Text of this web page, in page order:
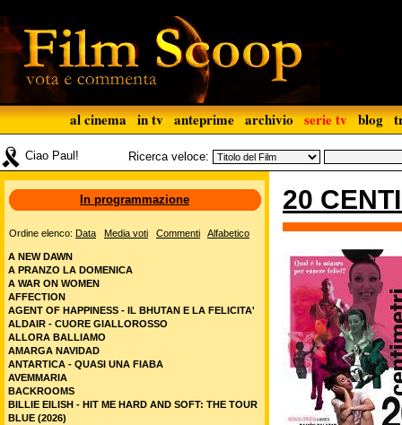
al cinema in tv anteprime archivio serie tv blog
Ciao Paul! Ricerca veloce:
20
In programmazione
Ordine elenco: Data Media voti Commenti Alfabetico
A NEW DAWN
A PRANZO LA DOMENICA
A WAR ON WOMEN
AFFECTION
AGENT OF HAPPINESS - IL BHUTAN E LA FELICITA'
ALDAIR - CUORE GIALLOROSSO
ALLORA BALLIAMO
AMARGA NAVIDAD
ANTARTICA - QUASI UNA FIABA
AVEMMARIA
BACKROOMS
BILLIE EILISH - HIT ME HARD AND SOFT: THE TOUR
BLUE (2026)